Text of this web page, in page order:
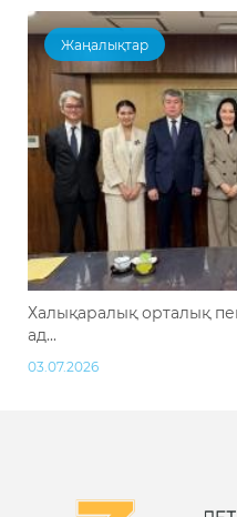
Жаңалықтар
Халықаралық орталық
ад...
03.07.2026